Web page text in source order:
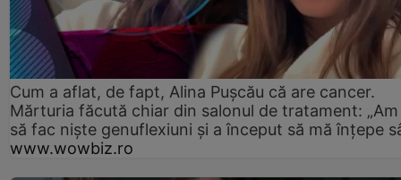
Cum a aflat, de fapt, Alina Pușcău că are cancer.
Mărturia făcută chiar din salonul de tratament:
să fac niște genuflexiuni și a început să mă înțepe
www.wowbiz.ro